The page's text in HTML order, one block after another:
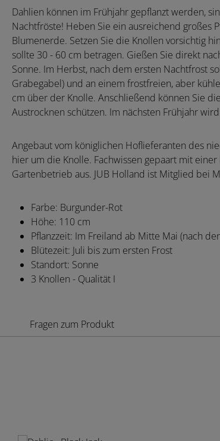
Dahlien können im Frühjahr gepflanzt werden,
Nachtfröste! Heben Sie ein ausreichend großes
Blumenerde. Setzen Sie die Knollen vorsichtig
sollte 30 - 60 cm betragen. Gießen Sie direkt
Sonne. Im Herbst, nach dem ersten Nachtfrost
Grabegabel) und an einem frostfreien, aber
cm über der Knolle. Anschließend können Sie
Austrocknen schützen. Im nächsten Frühjahr
Angebaut vom königlichen Hoflieferanten des
hier um die Knolle. Fachwissen gepaart mit
Gartenbetrieb aus. JUB Holland ist Mitglied bei
Farbe: Burgunder-Rot
Höhe: 110 cm
Pflanzzeit: Im Freiland ab Mitte Mai (nach
Blütezeit: Juli bis zum ersten Frost
Standort: Sonne
3 Knollen - Qualität I
Fragen zum Produkt